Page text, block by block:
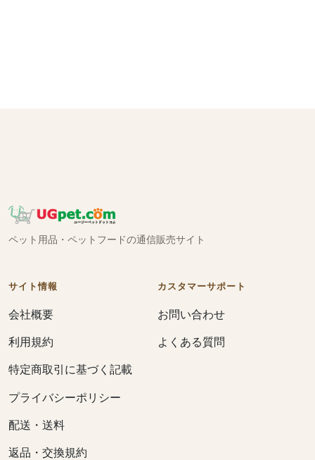
ペット用品・ペットフードの通信販売サイト
サイト情報
会社概要
利用規約
特定商取引に基づく記載
プライバシーポリシー
配送・送料
返品・交換規約
カスタマーサポート
お問い合わせ
よくある質問